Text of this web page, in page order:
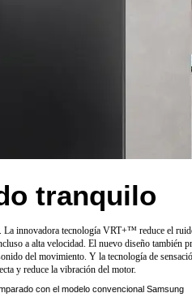
tranquilo
La innovadora tecnología VRT+™ reduce el
a alta velocidad. El nuevo diseño también
del movimiento. Y la tecnología de
y reduce la vibración del motor.
con el modelo convencional Samsung